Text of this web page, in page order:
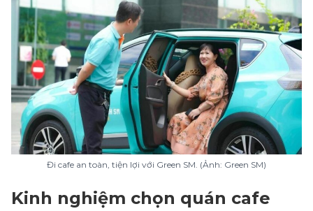
Đi cafe an toàn, tiện lợi với Green SM. (Ảnh: Green SM)
Kinh nghiệm chọn quán cafe